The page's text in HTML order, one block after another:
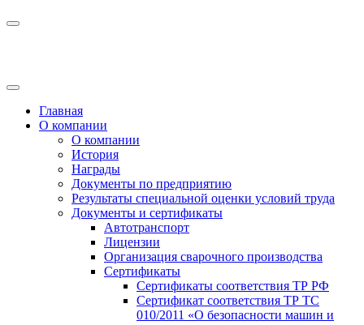
Главная
О компании
О компании
История
Награды
Документы по предприятию
Результаты специальной оценки условий труда
Документы и сертификаты
Автотранспорт
Лицензии
Организация сварочного производства
Cертификаты
Сертификаты соответствия ТР РФ
Сертификат соответствия ТР ТС
010/2011 «О безопасности машин и